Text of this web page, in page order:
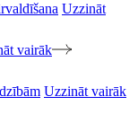
Uzzināt
vairāk
Uzzināt vairāk